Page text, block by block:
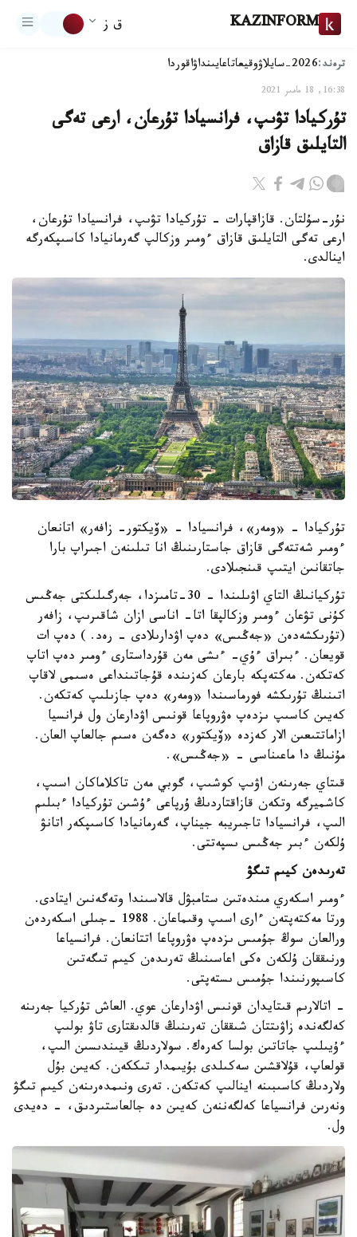
KAZINFORM ق ز
ترەند:2026-سايلاۋ وقيعاتاعايىنداۋاقوردا
16:38, 18 مامىر 2021
تۇركيادا تۋىپ، فرانسيادا تۇرعان، ارعى تەگى
التايلىق قازاق
نۇر-سۇلتان. قازاقپارات - تۇركيادا تۋىپ، فرانسيادا تۇرعان،
ارعى تەگى التايلىق قازاق ءومىر وزكالپ گەرمانيادا كاسىپكەرگە
اينالدى.
تۇركيادا - «ومەر»، فرانسيادا - «ۆيكتور- زافەر» اتانعان
ءومىر شەتتەگى قازاق جاستارىنىڭ انا تىلىنەن اجىراپ بارا
جاتقانىن ايتىپ قىنجىلادى.
تۇركيانىڭ التاي اۋىلىندا - 30-تامىزدا، جەرگىلىكتى جەڭىس
كۇنى تۋعان ءومىر وزكالپقا اتا- اناسى ازان شاقىرىپ، زافەر
(تۇرىكشەدەن «جەڭىس» دەپ اۋدارىلادى - رەد. ) دەپ ات
قويعان. ءبىراق ءۇي- ءىشى مەن قۇرداستارى ءومىر دەپ اتاپ
كەتكەن. مەكتەپكە بارعان كەزىندە قۇجاتىنداعى ەسىمى لاقاپ
اتىنىڭ تۇرىكشە فورماسىندا «ومەر» دەپ جازىلىپ كەتكەن.
كەيىن كاسىپ ىزدەپ ەۋروپاعا قونىس اۋدارعان ول فرانسيا
ازاماتتىعىن الار كەزدە «ۆيكتور» دەگەن ەسىم جالعاپ العان.
مۇنىڭ دا ماعىناسى - «جەڭىس».
قىتاي جەرىنەن اۋىپ كوشىپ، گوبي مەن تاكلاماكان اسىپ،
كاشميرگە وتكەن قازاقتاردىڭ ۇرپاعى ءۇشىن تۇركيادا ءبىلىم
الىپ، فرانسيادا تاجىريبە جيناپ، گەرمانيادا كاسىپكەر اتانۋ
ۇلكەن ءبىر جەڭىس ىسپەتتى.
تەرىدەن كيىم تىگۋ
ءومىر اسكەري مىندەتىن ستامبۋل قالاسىندا وتەگەنىن ايتادى.
ورتا مەكتەپتەن ءارى اسىپ وقىماعان. 1988 -جىلى اسكەردەن
ورالعان سوڭ جۇمىس ىزدەپ ەۋروپاعا اتتانعان. فرانسياعا
ورنىققان ۇلكەن ەكى اعاسىنىڭ تەرىدەن كيىم تىگەتىن
كاسىپورنىندا جۇمىس ىستەپتى.
- اتالارىم قىتايدان قونىس اۋدارعان عوي. العاش تۇركيا جەرىنە
كەلگەندە زاۋىتتان شىققان تەرىنىڭ قالدىقتارى تاۋ بولىپ
ءۇيىلىپ جاتاتىن بولسا كەرەك. سولاردىڭ قيىندىسىن الىپ،
قولعاپ، قۇلاقشىن سەكىلدى بۇيىمدار تىككەن. كەيىن بۇل
ولاردىڭ كاسىبىنە اينالىپ كەتكەن. تەرى ونىمدەرىنەن كيىم تىگۋ
ونەرىن فرانسياعا كەلگەننەن كەيىن دە جالعاستىردىق، - دەيدى
ول.